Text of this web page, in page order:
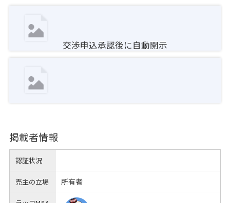
交渉申込承認後に自動開示
掲載者情報
認証状況
売主の立場 所有者